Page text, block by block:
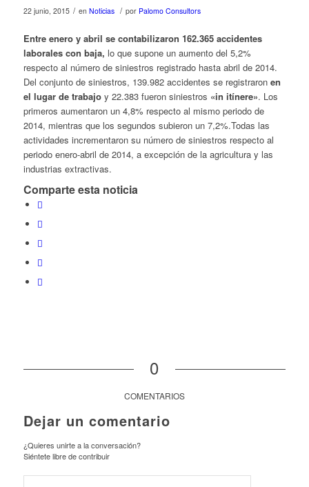
22 junio, 2015 / en Noticias / por Palomo Consultors
Entre enero y abril se contabilizaron 162.365 accidentes
laborales con baja, lo que supone un aumento del 5,2%
respecto al número de siniestros registrado hasta abril de 2014.
Del conjunto de siniestros, 139.982 accidentes se registraron en
el lugar de trabajoy 22.383 fueron siniestros «in itínere». Los
primeros aumentaron un 4,8% respecto al mismo periodo de
2014, mientras que los segundos subieron un 7,2%.Todas las
actividades incrementaron su número de siniestros respecto al
periodo enero-abril de 2014, a excepción de la agricultura y las
industrias extractivas.
Comparte esta noticia
0
COMENTARIOS
Dejar un comentario
¿Quieres unirte a la conversación?
Siéntete libre de contribuir